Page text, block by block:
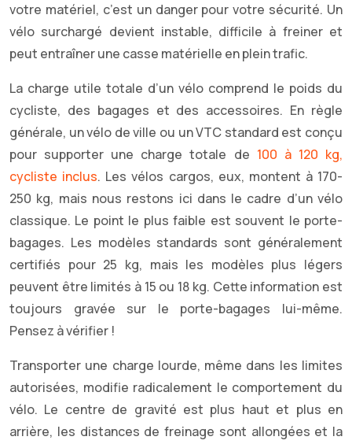
votre matériel, c’est un danger pour votre sécurité. Un
vélo surchargé devient instable, difficile à freiner et
peut entraîner une casse matérielle en plein trafic.
La charge utile totale d’un vélo comprend le poids du
cycliste, des bagages et des accessoires. En règle
générale, un vélo de ville ou un VTC standard est conçu
pour supporter une charge totale de 100 à 120 kg,
cycliste inclus. Les vélos cargos, eux, montent à 170-
250 kg, mais nous restons ici dans le cadre d’un vélo
classique. Le point le plus faible est souvent le porte-
bagages. Les modèles standards sont généralement
certifiés pour 25 kg, mais les modèles plus légers
peuvent être limités à 15 ou 18 kg. Cette information est
toujours gravée sur le porte-bagages lui-même.
Pensez à vérifier !
Transporter une charge lourde, même dans les limites
autorisées, modifie radicalement le comportement du
vélo. Le centre de gravité est plus haut et plus en
arrière, les distances de freinage sont allongées et la